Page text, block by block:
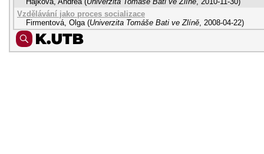
Vzdělávání jako proces socializace
Firmentová, Olga (Univerzita Tomáše Bati ve Zlíně, 2008-04-22)